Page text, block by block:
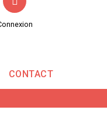
CONTACT